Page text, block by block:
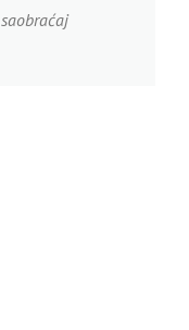
saobraćaj